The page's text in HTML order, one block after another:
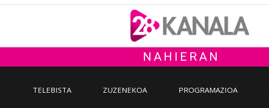
NAHIERAN
TELEBISTA ZUZENEKOA PROGRAMAZIOA